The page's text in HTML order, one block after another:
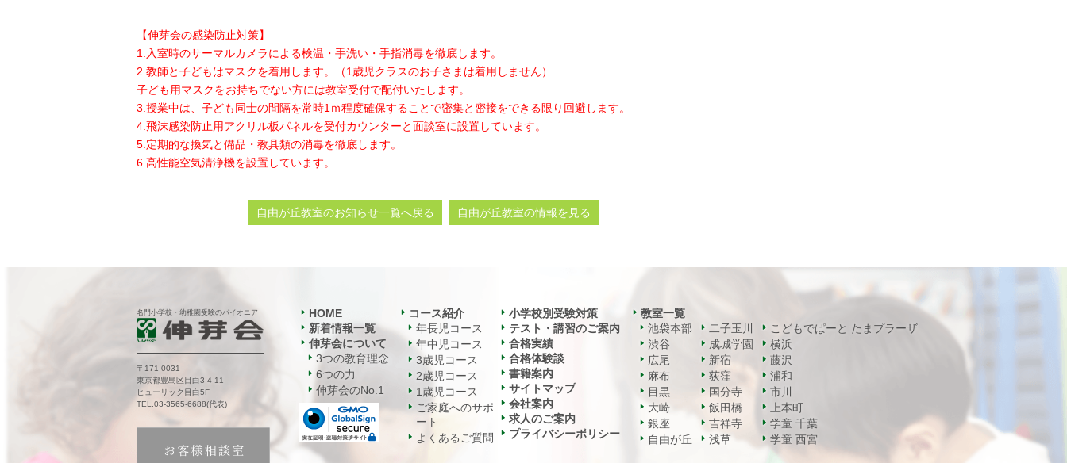
【伸芽会の感染防止対策】
1.入室時のサーマルカメラによる検温・手洗い・手指消毒を徹底します。
2.教師と子どもはマスクを着用します。（1歳児クラスのお子さまは着用しません）
子ども用マスクをお持ちでない方には教室受付で配付いたします。
3.授業中は、子ども同士の間隔を常時1ｍ程度確保することで密集と密接をできる限り回避します。
4.飛沫感染防止用アクリル板パネルを受付カウンターと面談室に設置しています。
5.定期的な換気と備品・教具類の消毒を徹底します。
6.高性能空気清浄機を設置しています。
自由が丘教室のお知らせ一覧へ戻る 自由が丘教室の情報を見る
名門小学校・幼稚園受験のパイオニア
〒171-0031
東京都豊島区目白3-4-11
ヒューリック目白5F
TEL.03-3565-6688(代表)
HOME
新着情報一覧
伸芽会について
3つの教育理念
6つの力
伸芽会のNo.1
コース紹介
年長児コース
年中児コース
3歳児コース
2歳児コース
1歳児コース
ご家庭へのサポ
ート
よくあるご質問
小学校別受験対策
テスト・講習のご案内
合格実績
合格体験談
書籍案内
サイトマップ
会社案内
求人のご案内
プライバシーポリシー
教室一覧
池袋本部
渋谷
広尾
麻布
目黒
大崎
銀座
自由が丘
二子玉川
成城学園
新宿
荻窪
国分寺
飯田橋
吉祥寺
浅草
こどもでぱーと たまプラーザ
横浜
藤沢
浦和
市川
上本町
学童 千葉
学童 西宮